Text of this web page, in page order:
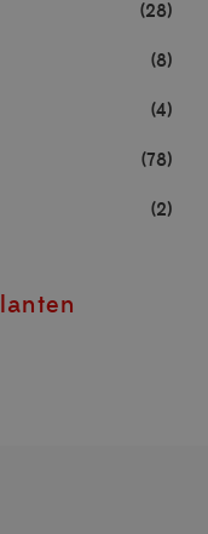
(28)
(8)
(4)
(78)
(2)